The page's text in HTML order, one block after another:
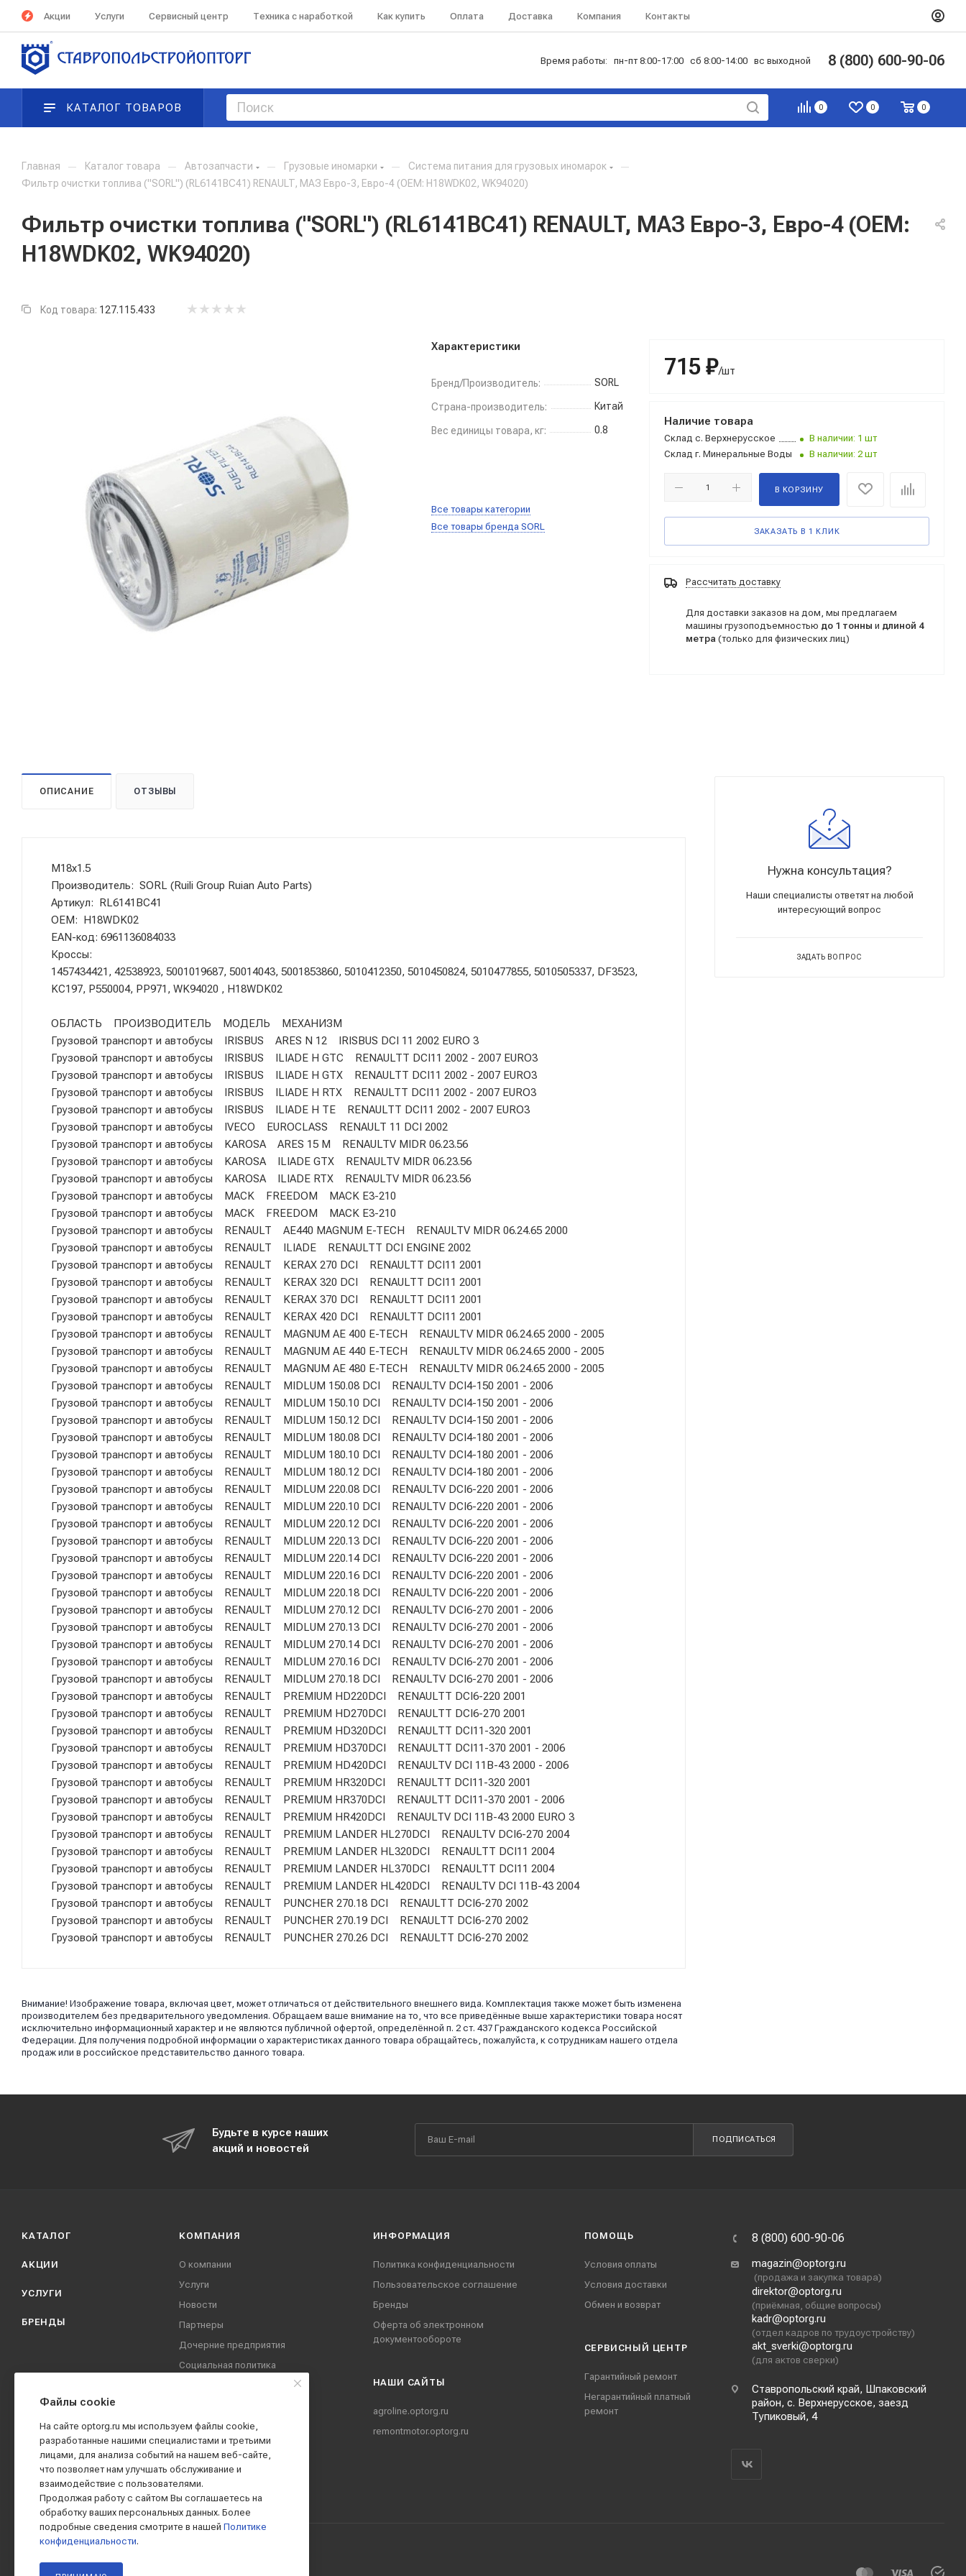
Акции Услуги Сервисный центр Техника с наработкой Как купить Оплата Доставка Компания Контакты
Время работы: пн-пт 8:00-17:00 сб 8:00-14:00 вс выходной 8 (800) 600-90-06
0 0 0
КАТАЛОГ ТОВАРОВ
Главная — Каталог товара — Автозапчасти — Грузовые иномарки — Система питания для грузовых иномарок —
Фильтр очистки топлива ("SORL") (RL6141BC41) RENAULT, МАЗ Евро-3, Евро-4 (OEM: H18WDK02, WK94020)
Фильтр очистки топлива ("SORL") (RL6141BC41) RENAULT, МАЗ Евро-3, Евро-4 (OEM:
H18WDK02, WK94020)
Код товара: 127.115.433
Характеристики
Бренд/Производитель: SORL
Страна-производитель: Китай
Вес единицы товара, кг: 0.8
Все товары категории
Все товары бренда SORL
715 ₽/шт
Наличие товара
Склад с. Верхнерусское
В наличии: 1 шт
Склад г. Минеральные Воды В наличии: 2 шт
В КОРЗИНУ
ЗАКАЗАТЬ В 1 КЛИК
Рассчитать доставку
Для доставки заказов на дом, мы предлагаем
машины грузоподъемностью до 1 тонны и длиной 4
метра (только для физических лиц)
ОПИСАНИЕ ОТЗЫВЫ
M18x1.5
Производитель: SORL (Ruili Group Ruian Auto Parts)
Артикул: RL6141BC41
OEM: H18WDK02
EAN-код: 6961136084033
Кроссы:
1457434421, 42538923, 5001019687, 50014043, 5001853860, 5010412350, 5010450824, 5010477855, 5010505337, DF3523,
KC197, P550004, PP971, WK94020 , H18WDK02
ОБЛАСТЬ ПРОИЗВОДИТЕЛЬ МОДЕЛЬ МЕХАНИЗМ
Грузовой транспорт и автобусы IRISBUS ARES N 12 IRISBUS DCI 11 2002 EURO 3
Грузовой транспорт и автобусы IRISBUS ILIADE H GTC RENAULTT DCI11 2002 - 2007 EURO3
Грузовой транспорт и автобусы IRISBUS ILIADE H GTX RENAULTT DCI11 2002 - 2007 EURO3
Грузовой транспорт и автобусы IRISBUS ILIADE H RTX RENAULTT DCI11 2002 - 2007 EURO3
Грузовой транспорт и автобусы IRISBUS ILIADE H TE RENAULTT DCI11 2002 - 2007 EURO3
Грузовой транспорт и автобусы IVECO EUROCLASS RENAULT 11 DCI 2002
Грузовой транспорт и автобусы KAROSA ARES 15 M RENAULTV MIDR 06.23.56
Грузовой транспорт и автобусы KAROSA ILIADE GTX RENAULTV MIDR 06.23.56
Грузовой транспорт и автобусы KAROSA ILIADE RTX RENAULTV MIDR 06.23.56
Грузовой транспорт и автобусы MACK FREEDOM MACK E3-210
Грузовой транспорт и автобусы MACK FREEDOM MACK E3-210
Грузовой транспорт и автобусы RENAULT AE440 MAGNUM E-TECH RENAULTV MIDR 06.24.65 2000
Грузовой транспорт и автобусы RENAULT ILIADE RENAULTT DCI ENGINE 2002
Грузовой транспорт и автобусы RENAULT KERAX 270 DCI RENAULTT DCI11 2001
Грузовой транспорт и автобусы RENAULT KERAX 320 DCI RENAULTT DCI11 2001
Грузовой транспорт и автобусы RENAULT KERAX 370 DCI RENAULTT DCI11 2001
Грузовой транспорт и автобусы RENAULT KERAX 420 DCI RENAULTT DCI11 2001
Грузовой транспорт и автобусы RENAULT MAGNUM AE 400 E-TECH RENAULTV MIDR 06.24.65 2000 - 2005
Грузовой транспорт и автобусы RENAULT MAGNUM AE 440 E-TECH RENAULTV MIDR 06.24.65 2000 - 2005
Грузовой транспорт и автобусы RENAULT MAGNUM AE 480 E-TECH RENAULTV MIDR 06.24.65 2000 - 2005
Грузовой транспорт и автобусы RENAULT MIDLUM 150.08 DCI RENAULTV DCI4-150 2001 - 2006
Грузовой транспорт и автобусы RENAULT MIDLUM 150.10 DCI RENAULTV DCI4-150 2001 - 2006
Грузовой транспорт и автобусы RENAULT MIDLUM 150.12 DCI RENAULTV DCI4-150 2001 - 2006
Грузовой транспорт и автобусы RENAULT MIDLUM 180.08 DCI RENAULTV DCI4-180 2001 - 2006
Грузовой транспорт и автобусы RENAULT MIDLUM 180.10 DCI RENAULTV DCI4-180 2001 - 2006
Грузовой транспорт и автобусы RENAULT MIDLUM 180.12 DCI RENAULTV DCI4-180 2001 - 2006
Грузовой транспорт и автобусы RENAULT MIDLUM 220.08 DCI RENAULTV DCI6-220 2001 - 2006
Грузовой транспорт и автобусы RENAULT MIDLUM 220.10 DCI RENAULTV DCI6-220 2001 - 2006
Грузовой транспорт и автобусы RENAULT MIDLUM 220.12 DCI RENAULTV DCI6-220 2001 - 2006
Грузовой транспорт и автобусы RENAULT MIDLUM 220.13 DCI RENAULTV DCI6-220 2001 - 2006
Грузовой транспорт и автобусы RENAULT MIDLUM 220.14 DCI RENAULTV DCI6-220 2001 - 2006
Грузовой транспорт и автобусы RENAULT MIDLUM 220.16 DCI RENAULTV DCI6-220 2001 - 2006
Грузовой транспорт и автобусы RENAULT MIDLUM 220.18 DCI RENAULTV DCI6-220 2001 - 2006
Грузовой транспорт и автобусы RENAULT MIDLUM 270.12 DCI RENAULTV DCI6-270 2001 - 2006
Грузовой транспорт и автобусы RENAULT MIDLUM 270.13 DCI RENAULTV DCI6-270 2001 - 2006
Грузовой транспорт и автобусы RENAULT MIDLUM 270.14 DCI RENAULTV DCI6-270 2001 - 2006
Грузовой транспорт и автобусы RENAULT MIDLUM 270.16 DCI RENAULTV DCI6-270 2001 - 2006
Грузовой транспорт и автобусы RENAULT MIDLUM 270.18 DCI RENAULTV DCI6-270 2001 - 2006
Грузовой транспорт и автобусы RENAULT PREMIUM HD220DCI RENAULTT DCI6-220 2001
Грузовой транспорт и автобусы RENAULT PREMIUM HD270DCI RENAULTT DCI6-270 2001
Грузовой транспорт и автобусы RENAULT PREMIUM HD320DCI RENAULTT DCI11-320 2001
Грузовой транспорт и автобусы RENAULT PREMIUM HD370DCI RENAULTT DCI11-370 2001 - 2006
Грузовой транспорт и автобусы RENAULT PREMIUM HD420DCI RENAULTV DCI 11B-43 2000 - 2006
Грузовой транспорт и автобусы RENAULT PREMIUM HR320DCI RENAULTT DCI11-320 2001
Грузовой транспорт и автобусы RENAULT PREMIUM HR370DCI RENAULTT DCI11-370 2001 - 2006
Грузовой транспорт и автобусы RENAULT PREMIUM HR420DCI RENAULTV DCI 11B-43 2000 EURO 3
Грузовой транспорт и автобусы RENAULT PREMIUM LANDER HL270DCI RENAULTV DCI6-270 2004
Грузовой транспорт и автобусы RENAULT PREMIUM LANDER HL320DCI RENAULTT DCI11 2004
Грузовой транспорт и автобусы RENAULT PREMIUM LANDER HL370DCI RENAULTT DCI11 2004
Грузовой транспорт и автобусы RENAULT PREMIUM LANDER HL420DCI RENAULTV DCI 11B-43 2004
Грузовой транспорт и автобусы RENAULT PUNCHER 270.18 DCI RENAULTT DCI6-270 2002
Грузовой транспорт и автобусы RENAULT PUNCHER 270.19 DCI RENAULTT DCI6-270 2002
Грузовой транспорт и автобусы RENAULT PUNCHER 270.26 DCI RENAULTT DCI6-270 2002
Внимание! Изображение товара, включая цвет, может отличаться от действительного внешнего вида. Комплектация также может быть изменена
производителем без предварительного уведомления. Обращаем ваше внимание на то, что все приведённые выше характеристики товара носят
исключительно информационный характер и не являются публичной офертой, определённой п. 2 ст. 437 Гражданского кодекса Российской
Федерации. Для получения подробной информации о характеристиках данного товара обращайтесь, пожалуйста, к сотрудникам нашего отдела
продаж или в российское представительство данного товара.
Нужна консультация?
Наши специалисты ответят на любой
интересующий вопрос
ЗАДАТЬ ВОПРОС
Будьте в курсе наших
акций и новостей
ПОДПИСАТЬСЯ
КАТАЛОГ
АКЦИИ
УСЛУГИ
БРЕНДЫ
КОМПАНИЯ
О компании
Услуги
Новости
Партнеры
Дочерние предприятия
Социальная политика
Вакансии
Реквизиты
Контакты
ИНФОРМАЦИЯ
Политика конфиденциальности
Пользовательское соглашение
Бренды
Оферта об электронном
документообороте
НАШИ CАЙТЫ
agroline.optorg.ru
remontmotor.optorg.ru
ПОМОЩЬ
Условия оплаты
Условия доставки
Обмен и возврат
СЕРВИСНЫЙ ЦЕНТР
Гарантийный ремонт
Негарантийный платный
ремонт
8 (800) 600-90-06
magazin@optorg.ru
(продажа и закупка товара)
direktor@optorg.ru
(приёмная, общие вопросы)
kadr@optorg.ru
(отдел кадров по трудоустройству)
akt_sverki@optorg.ru
(для актов сверки)
Ставропольский край, Шпаковский
район, с. Верхнерусское, заезд
Тупиковый, 4
Файлы cookie
На сайте optorg.ru мы используем файлы cookie,
разработанные нашими специалистами и третьими
лицами, для анализа событий на нашем веб-сайте,
что позволяет нам улучшать обслуживание и
взаимодействие с пользователями.
Продолжая работу с сайтом Вы соглашаетесь на
обработку ваших персональных данных. Более
подробные сведения смотрите в нашей Политике
конфиденциальности.